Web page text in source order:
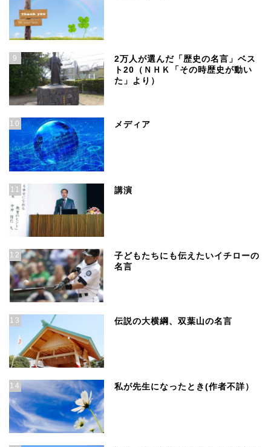
9
2万人が選んだ「歴史の名言」ベス
ト20（ＮＨＫ「その時歴史が動い
た」より）
10 メディア
11 講演
12
子どもたちにも伝えたいイチローの
名言
13 伝説の大横綱、双葉山の名言
14 私が先生になったとき(作者不詳）